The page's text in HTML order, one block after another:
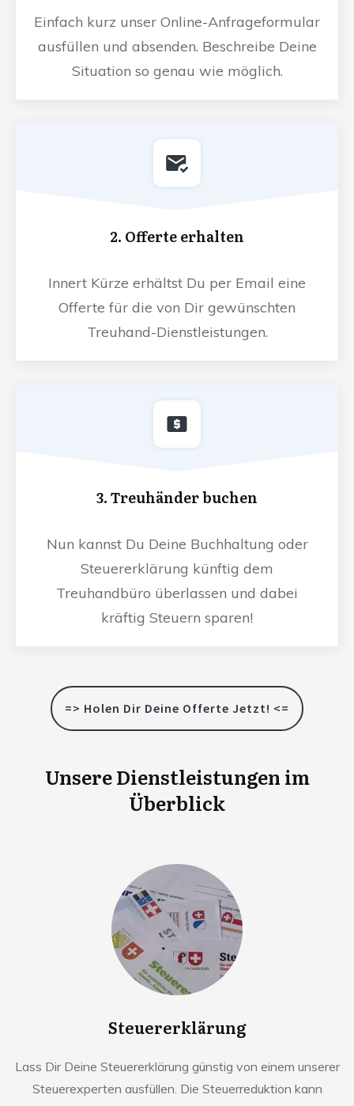
Einfach kurz unser Online-Anfrageformular
ausfüllen und absenden. Beschreibe Deine
Situation so genau wie möglich.
2. Offerte erhalten
Innert Kürze erhältst Du per Email eine
Offerte für die von Dir gewünschten
Treuhand-Dienstleistungen.
3. Treuhänder buchen
Nun kannst Du Deine Buchhaltung oder
Steuererklärung künftig dem
Treuhandbüro überlassen und dabei
kräftig Steuern sparen!
=> Holen Dir Deine Offerte Jetzt! <=
Unsere Dienstleistungen im
Überblick
Steuererklärung
Lass Dir Deine Steuererklärung günstig von einem unserer
Steuerexperten ausfüllen. Die Steuerreduktion kann